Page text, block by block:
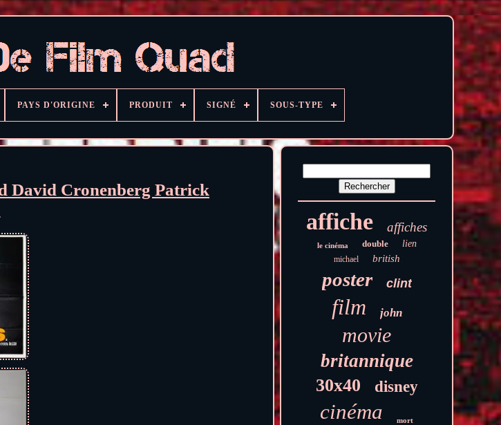
PAYS D'ORIGINE PRODUIT SIGNÉ SOUS-TYPE
David Cronenberg Patrick
affiche affiches
le cinéma double lien
michael british
poster clint
film john
movie
britannique
30x40 disney
cinéma mort